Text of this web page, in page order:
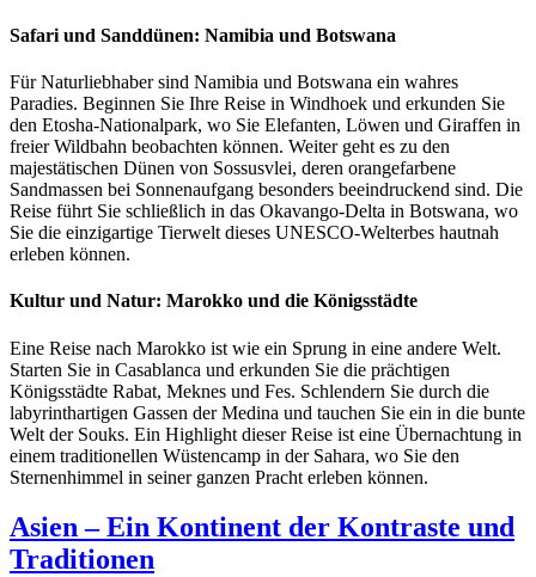
Safari und Sanddünen: Namibia und Botswana
Für Naturliebhaber sind Namibia und Botswana ein wahres
Paradies. Beginnen Sie Ihre Reise in Windhoek und erkunden Sie
den Etosha-Nationalpark, wo Sie Elefanten, Löwen und Giraffen in
freier Wildbahn beobachten können. Weiter geht es zu den
majestätischen Dünen von Sossusvlei, deren orangefarbene
Sandmassen bei Sonnenaufgang besonders beeindruckend sind. Die
Reise führt Sie schließlich in das Okavango-Delta in Botswana, wo
Sie die einzigartige Tierwelt dieses UNESCO-Welterbes hautnah
erleben können.
Kultur und Natur: Marokko und die Königsstädte
Eine Reise nach Marokko ist wie ein Sprung in eine andere Welt.
Starten Sie in Casablanca und erkunden Sie die prächtigen
Königsstädte Rabat, Meknes und Fes. Schlendern Sie durch die
labyrinthartigen Gassen der Medina und tauchen Sie ein in die bunte
Welt der Souks. Ein Highlight dieser Reise ist eine Übernachtung in
einem traditionellen Wüstencamp in der Sahara, wo Sie den
Sternenhimmel in seiner ganzen Pracht erleben können.
Asien – Ein Kontinent der Kontraste und
Traditionen